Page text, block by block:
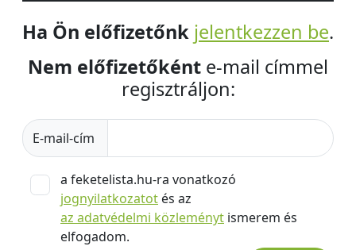
Ha Ön előfizetőnk jelentkezzen be.
Nem előfizetőként e-mail címmel
regisztráljon:
E-mail-cím
a feketelista.hu-ra vonatkozó
jognyilatkozatot és az
az adatvédelmi közleményt ismerem és
elfogadom.